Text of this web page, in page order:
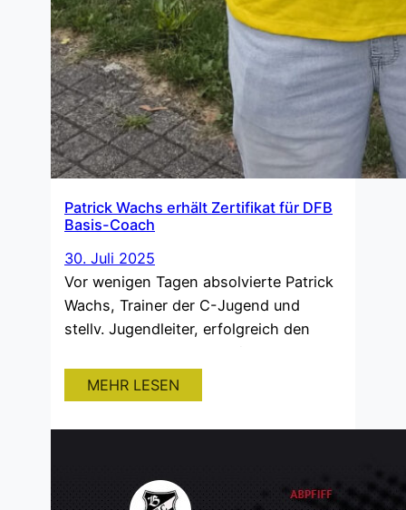
Patrick Wachs erhält Zertifikat für DFB
Basis-Coach
30. Juli 2025
Vor wenigen Tagen absolvierte Patrick
Wachs, Trainer der C-Jugend und
stellv. Jugendleiter, erfolgreich den
Dieser wird benötigt, um aufbauend die
C-Trainerlizenz zu beginnen. Wir
Tag ein bisschen besser zu machen,
MEHR LESEN